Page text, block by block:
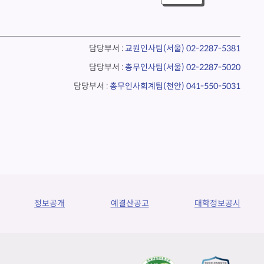
담당부서 :교원인사팀(서울) 02-2287-5381
담당부서 :총무인사팀(서울) 02-2287-5020
담당부서 :총무인사회계팀(천안) 041-550-5031
정보공개 예결산공고 대학정보공시